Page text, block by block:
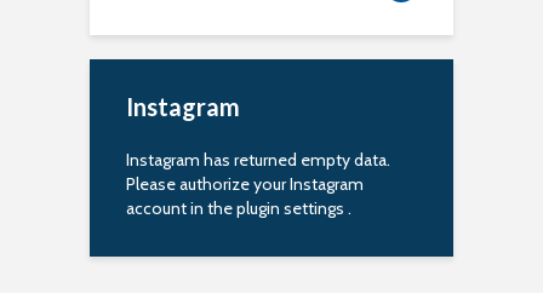
Instagram
Instagram has returned empty data.
Please authorize your Instagram
account in theplugin settings .